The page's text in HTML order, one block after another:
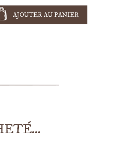
AJOUTER AU PANIER